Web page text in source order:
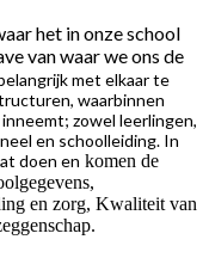
het in onze school
van waar we ons de
met elkaar te
waarbinnen
zowel leerlingen,
en schoolleiding. In
doen en komen de
en zorg, Kwaliteit van